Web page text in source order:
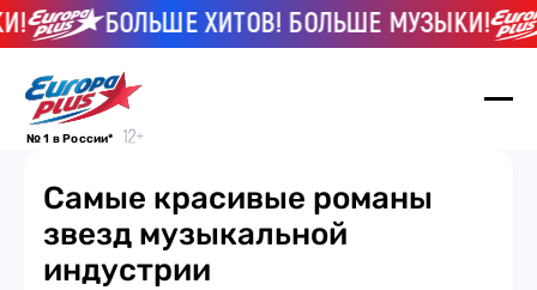
БОЛЬШЕ ХИТОВ! БОЛЬШЕ МУЗЫКИ!
№ 1 в России*
Самые красивые романы
звезд музыкальной
индустрии